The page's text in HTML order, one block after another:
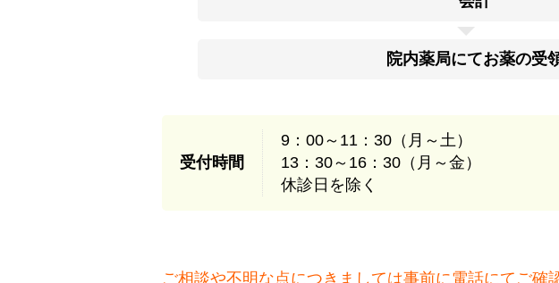
院内薬局にてお薬の受
受付時間
9：00～11：30（月～土）
13：30～16：30（月～金）
休診日を除く
ご相談や不明な点につきましては事前に電話にてご確